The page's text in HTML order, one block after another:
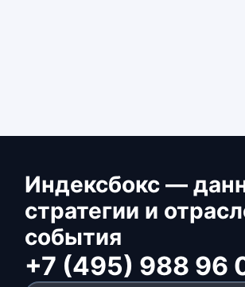
Индексбокс —
стратегии и
события
+7 (495) 988 96